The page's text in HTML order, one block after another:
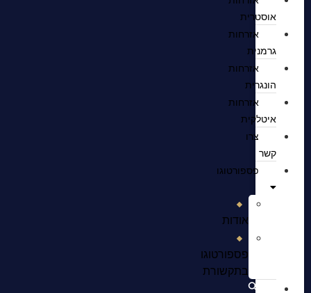
אוסטרית
אזרחות
גרמנית
אזרחות
הונגרית
אזרחות
איטלקית
צרו
קשר
פספורטוגו
אודות
פספורטוגו
בתקשורת